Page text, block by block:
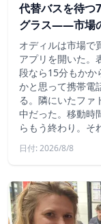
代替バスを待つ
グラス——市場
オディルは市場で
アプリを開いた。
段なら15分もかか
かと思って携帯電
る。隣にいたファ
中だった。移動時
らもう終わり。そ
日付: 2026/8/8